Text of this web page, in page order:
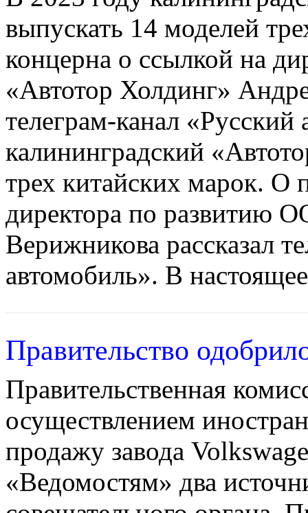
выпускать 14 моделей
концерна о ссылкой на
«Автотор Холдинг»
телеграм-канал
калининградский
трех китайских марок. О
директора по развитию
Верижникова рассказал
автомобиль». В
Правительство
Правительственная
осуществлением
продажу завода
«Ведомостям» два